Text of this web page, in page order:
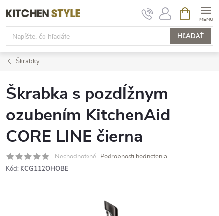
na
obsah
HĽADAŤ
KOŠÍK
Škrabky
Škrabka s pozdĺžnym
ozubením KitchenAid
CORE LINE čierna
Neohodnotené Podrobnosti hodnotenia
Kód: KCG112OHOBE